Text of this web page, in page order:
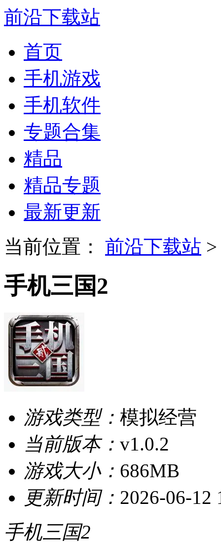
前沿下载站
首页
手机游戏
手机软件
专题合集
精品
精品专题
最新更新
当前位置：
前沿下载站
手机三国2
游戏类型： 模拟经营
当前版本： v1.0.2
游戏大小： 686MB
更新时间： 2026-06-12
手机三国2